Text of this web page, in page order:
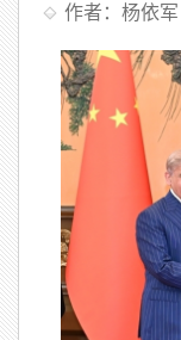
作者：杨依军